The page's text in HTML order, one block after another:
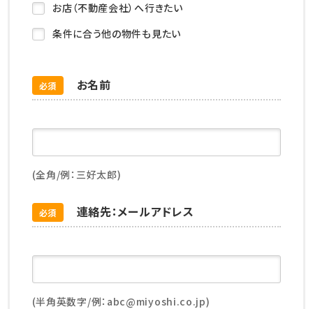
お店（不動産会社）へ行きたい
条件に合う他の物件も見たい
お名前
必須
(全角/例：三好太郎)
連絡先：メールアドレス
必須
(半角英数字/例：abc@miyoshi.co.jp)